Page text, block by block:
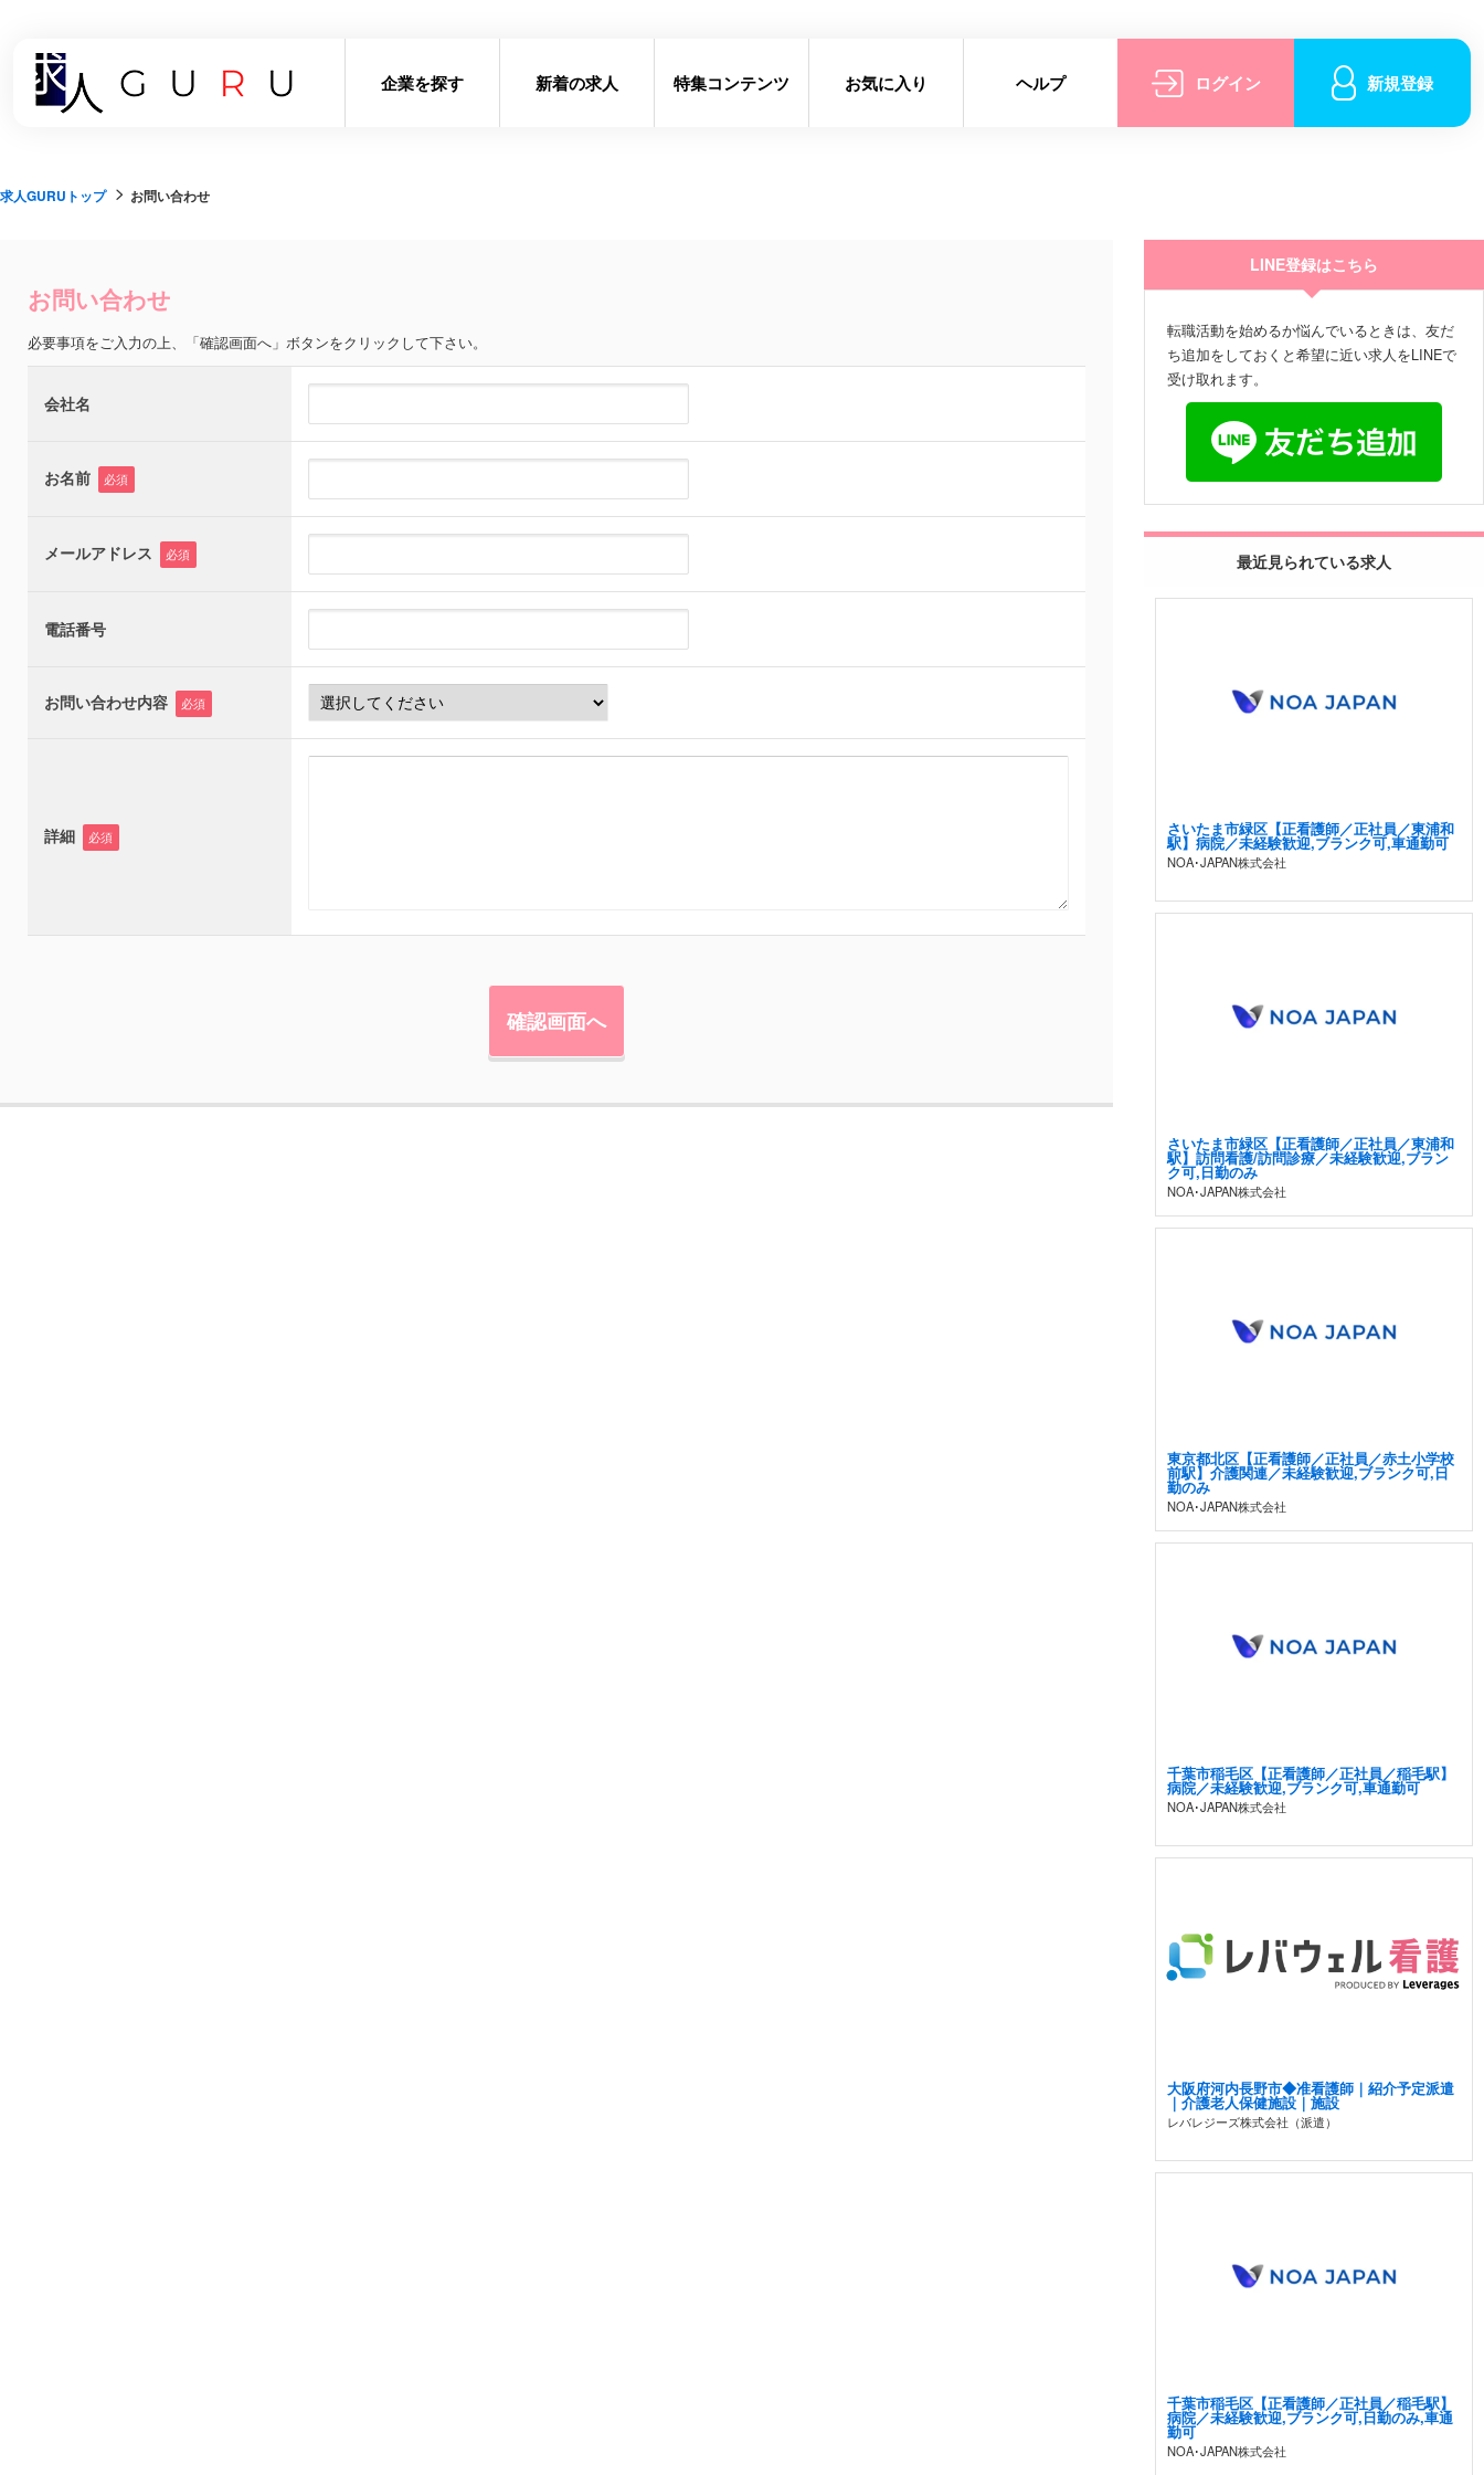
企業を探す 新着の求人 特集コンテンツ お気に入り ヘルプ ログイン 新規登録
求人GURUトップ お問い合わせ
お問い合わせ
必要事項をご入力の上、「確認画面へ」ボタンをクリックして下さい。
会社名
お名前 必須
メールアドレス 必須
電話番号
お問い合わせ内容 必須
詳細 必須
LINE登録はこちら
転職活動を始めるか悩んでいるときは、友だ
ち追加をしておくと希望に近い求人をLINEで
受け取れます。
最近見られている求人
さいたま市緑区【正看護師／正社員／東浦和
駅】病院／未経験歓迎,ブランク可,車通勤可
NOA･JAPAN株式会社
さいたま市緑区【正看護師／正社員／東浦和
駅】訪問看護/訪問診療／未経験歓迎,ブラン
ク可,日勤のみ
NOA･JAPAN株式会社
東京都北区【正看護師／正社員／赤土小学校
前駅】介護関連／未経験歓迎,ブランク可,日
勤のみ
NOA･JAPAN株式会社
千葉市稲毛区【正看護師／正社員／稲毛駅】
病院／未経験歓迎,ブランク可,車通勤可
NOA･JAPAN株式会社
大阪府河内長野市◆准看護師｜紹介予定派遣
｜介護老人保健施設｜施設
レバレジーズ株式会社（派遣）
千葉市稲毛区【正看護師／正社員／稲毛駅】
病院／未経験歓迎,ブランク可,日勤のみ,車通
勤可
NOA･JAPAN株式会社